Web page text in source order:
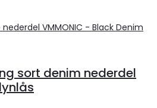
sort denim nederdel